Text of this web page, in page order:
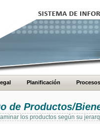
Planificación Procesos
de Productos/
los productos según su